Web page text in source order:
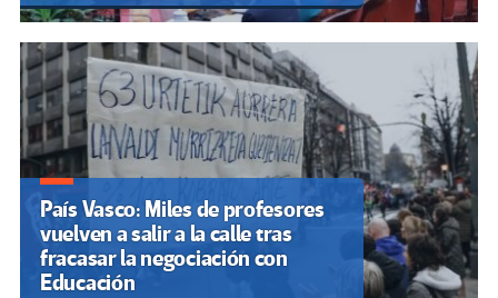
País Vasco: Miles de profesores
vuelven a salir a la calle tras
fracasar la negociación con
Educación